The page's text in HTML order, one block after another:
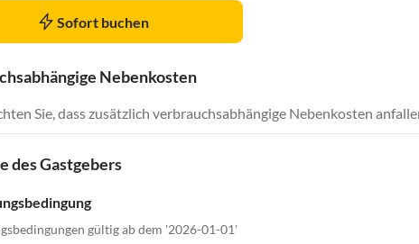
Sofort buchen
Nebenkosten
Sie, dass zusätzlich verbrauchsabhängige Nebenkosten
des Gastgebers
gültig ab dem '2026-01-01'